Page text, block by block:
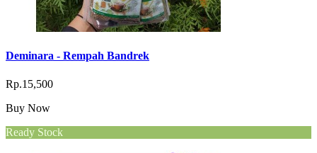
Deminara - Rempah Bandrek
Rp.15,500
Buy Now
Ready Stock